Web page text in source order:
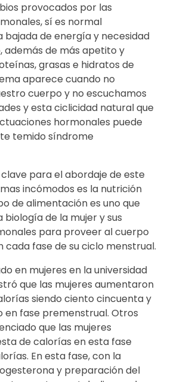
provocados por las
sí es normal
bajada de energía y necesidad
además de más apetito y
grasas e hidratos de
aparece cuando no
cuerpo y no escuchamos
y esta ciclicidad natural que
hormonales puede
temido síndrome
para el abordaje de este
incómodos es la nutrición
de alimentación es uno que
de la mujer y sus
para proveer al cuerpo
cada fase de su ciclo menstrual.
en mujeres en la universidad
que las mujeres aumentaron
siendo ciento cincuenta y
en fase premenstrual. Otros
que las mujeres
de calorías en esta fase
En esta fase, con la
y preparación del